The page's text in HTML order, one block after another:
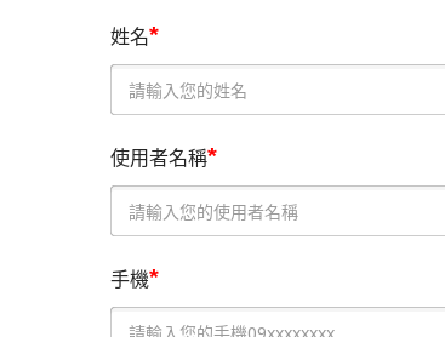
姓名*
使用者名稱*
手機*